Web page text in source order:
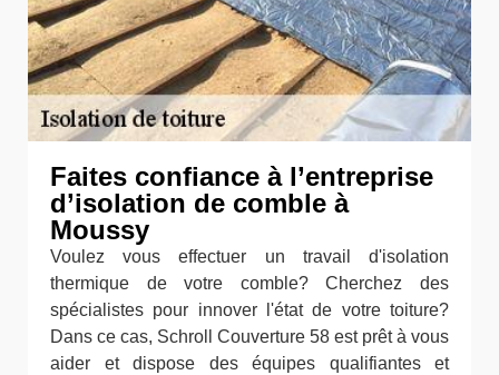
Faites confiance à l’entreprise
d’isolation de comble à
Moussy
Voulez vous effectuer un travail d'isolation
thermique de votre comble? Cherchez des
spécialistes pour innover l'état de votre toiture?
Dans ce cas, Schroll Couverture 58 est prêt à vous
aider et dispose des équipes qualifiantes et